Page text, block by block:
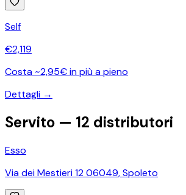
Self
€2,119
Costa ~2,95€ in più a pieno
Dettagli →
Servito — 12 distributori
Esso
Via dei Mestieri 12 06049,Spoleto